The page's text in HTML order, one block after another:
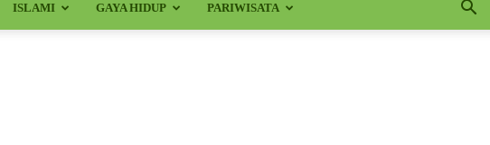
ISLAMI GAYA HIDUP PARIWISATA